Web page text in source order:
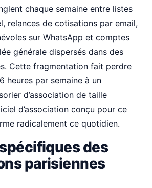
chaque semaine entre listes
relances de cotisations par email,
sur WhatsApp et comptes
générale dispersés dans des
Cette fragmentation fait perdre
heures par semaine à un
d’association de taille
d’association conçu pour ce
radicalement ce quotidien.
des
parisiennes